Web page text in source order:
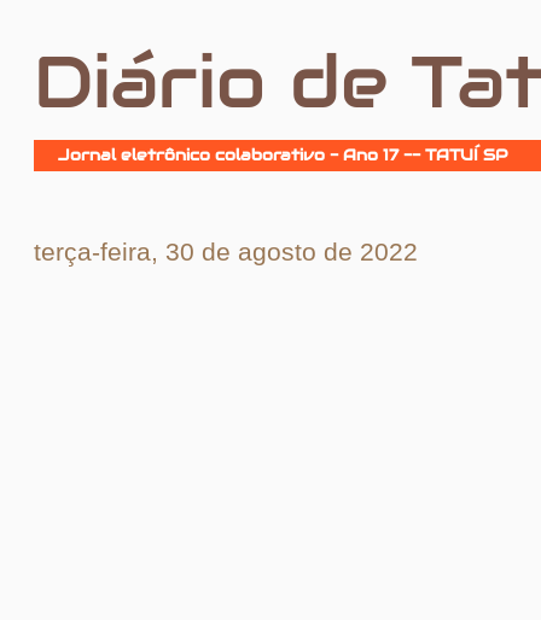
Diário de
Jornal eletrônico colaborativo - Ano 17 -- TATUÍ SP
terça-feira, 30 de agosto de 2022